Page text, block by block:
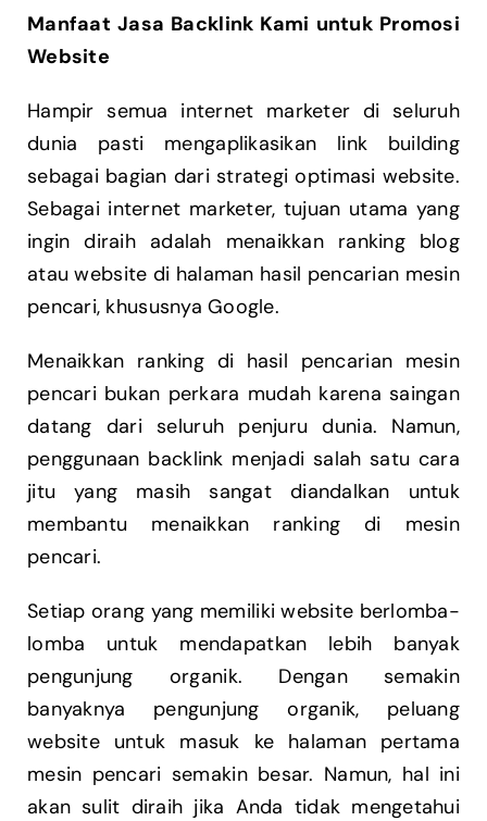
Manfaat Jasa Backlink Kami untuk Promosi
Website
Hampir semua internet marketer di seluruh
dunia pasti mengaplikasikan link building
sebagai bagian dari strategi optimasi website.
Sebagai internet marketer, tujuan utama yang
ingin diraih adalah menaikkan ranking blog
atau website di halaman hasil pencarian mesin
pencari, khususnya Google.
Menaikkan ranking di hasil pencarian mesin
pencari bukan perkara mudah karena saingan
datang dari seluruh penjuru dunia. Namun,
penggunaan backlink menjadi salah satu cara
jitu yang masih sangat diandalkan untuk
membantu menaikkan ranking di mesin
pencari.
Setiap orang yang memiliki website berlomba-
lomba untuk mendapatkan lebih banyak
pengunjung organik. Dengan semakin
banyaknya pengunjung organik, peluang
website untuk masuk ke halaman pertama
mesin pencari semakin besar. Namun, hal ini
akan sulit diraih jika Anda tidak mengetahui